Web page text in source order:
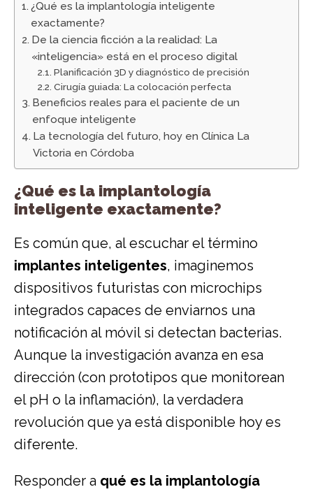
¿Qué es la implantología inteligente
exactamente?
De la ciencia ficción a la realidad: La
«inteligencia» está en el proceso digital
Planificación 3D y diagnóstico de precisión
Cirugía guiada: La colocación perfecta
Beneficios reales para el paciente de un
enfoque inteligente
La tecnología del futuro, hoy en Clínica La
Victoria en Córdoba
¿Qué es la implantología
inteligente exactamente?
Es común que, al escuchar el término
implantes inteligentes, imaginemos
dispositivos futuristas con microchips
integrados capaces de enviarnos una
notificación al móvil si detectan bacterias.
Aunque la investigación avanza en esa
dirección (con prototipos que monitorean
el pH o la inflamación), la verdadera
revolución que ya está disponible hoy es
diferente.
Responder a qué es la implantología